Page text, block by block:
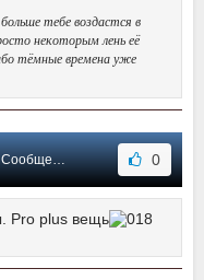
тебе воздастся в
некоторым лень её
тёмные времена уже
#7 0
Pro plus вещь